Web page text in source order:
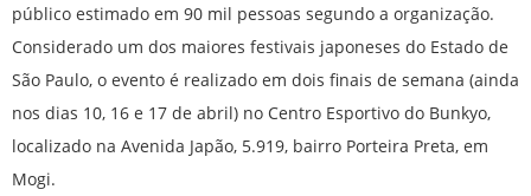
público estimado em 90 mil pessoas segundo a organização.
Considerado um dos maiores festivais japoneses do Estado de
São Paulo, o evento é realizado em dois finais de semana (ainda
nos dias 10, 16 e 17 de abril) no Centro Esportivo do Bunkyo,
localizado na Avenida Japão, 5.919, bairro Porteira Preta, em
Mogi.